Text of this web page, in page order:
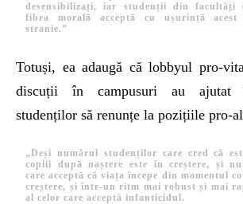
desensibilizați, iar studenții din facultăți
fibra morală acceptă cu ușurință
stranie.”
Totuși, ea adaugă că lobbyul pro-
discuții în campusuri au ajutat
studenților să renunțe la pozițiile pro-
„Deși numărul studenților care cred că
copiii după naștere este în creștere, și
care acceptă că viața începe din momentul
creștere, și într-un ritm mai robust și mai
al celor care acceptă infanticidul.